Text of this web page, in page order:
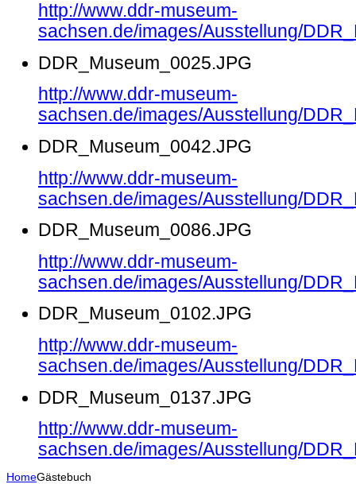
http://www.ddr-museum-
sachsen.de/images/Ausstellung/
DDR_Museum_0025.JPG
http://www.ddr-museum-
sachsen.de/images/Ausstellung/
DDR_Museum_0042.JPG
http://www.ddr-museum-
sachsen.de/images/Ausstellung/
DDR_Museum_0086.JPG
http://www.ddr-museum-
sachsen.de/images/Ausstellung/
DDR_Museum_0102.JPG
http://www.ddr-museum-
sachsen.de/images/Ausstellung/
DDR_Museum_0137.JPG
http://www.ddr-museum-
sachsen.de/images/Ausstellung/
HomeGästebuch